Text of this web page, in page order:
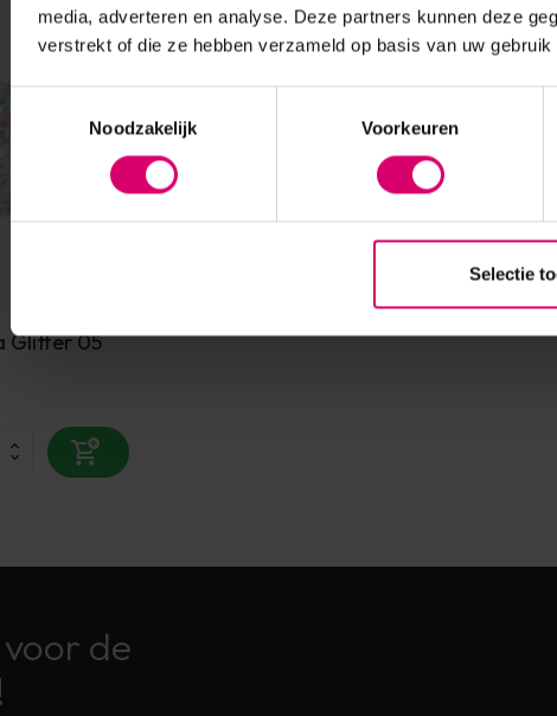
media, adverteren en analyse. Deze partners kunnen deze
verstrekt of die ze hebben verzameld op basis van uw
Noodzakelijk
Voorkeuren
Selectie
Glitter 05
de